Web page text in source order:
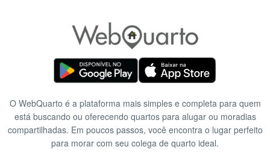
O WebQuarto é a plataforma mais simples e completa para quem
está buscando ou oferecendo quartos para alugar ou moradias
compartilhadas. Em poucos passos, você encontra o lugar perfeito
para morar com seu colega de quarto ideal.